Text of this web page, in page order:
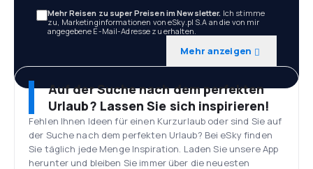
Mehr Reisen zu super Preisen im Newsletter. Ich stimme
zu, Marketinginformationen von eSky.pl S.A an die von mir
angegebene E-Mail-Adresse zu erhalten.
Mehr anzeigen
Auf der Suche nach dem perfekten
Urlaub? Lassen Sie sich inspirieren!
Fehlen Ihnen Ideen für einen Kurzurlaub oder sind Sie auf
der Suche nach dem perfekten Urlaub? Bei eSky finden
Sie täglich jede Menge Inspiration. Laden Sie unsere App
herunter und bleiben Sie immer über die neuesten